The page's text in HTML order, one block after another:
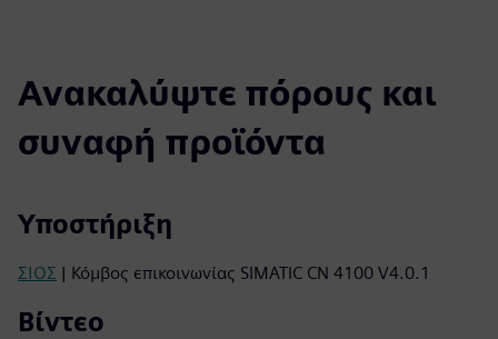
Ανακαλύψτε πόρους και
συναφή προϊόντα
Υποστήριξη
ΣΙΟΣ | Κόμβος επικοινωνίας SIMATIC CN 4100 V4.0.1
Βίντεο